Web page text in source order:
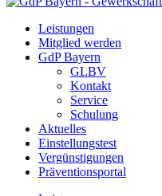
Leistungen
Mitglied werden
GdP Bayern
GLBV
Kontakt
Service
Schulung
Aktuelles
Einstellungstest
Vergünstigungen
Präventionsportal